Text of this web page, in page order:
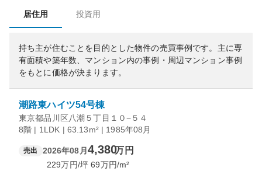
居住用 投資用
持ち主が住むことを目的とした物件の売買事例です。 主に専
有面積や築年数、マンション内の事例・周辺マンション事例
をもとに価格が決まります。
潮路東ハイツ54号棟
東京都品川区八潮５丁目１０−５４
8階 | 1LDK | 63.13m² | 1985年08月
売出 2026年08月 4,380万円
229万円/坪 69万円/m²